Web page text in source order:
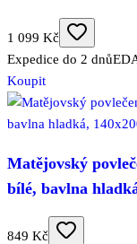
1 099 Kč
Expedice do 2 dnů
Koupit
Matějovský
bílé, bavlna
849 Kč